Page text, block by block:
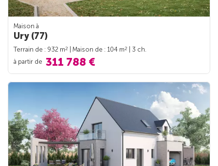
Maison à
Ury (77)
Terrain de : 932 m2 | Maison de : 104 m2
| 3 ch.
à partir de 311 788 €